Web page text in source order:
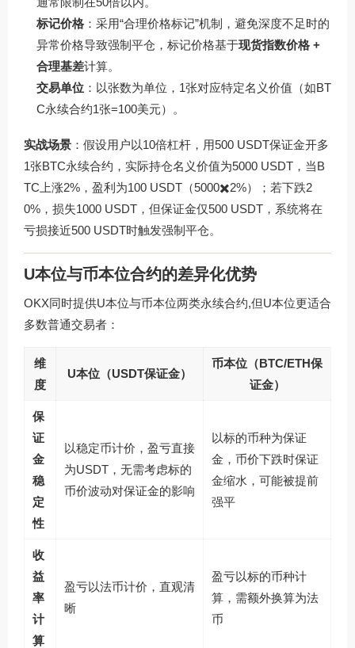
标记价格 ：采用“合理价格标记”机制，避免深度不足时的
异常价格导致强制平仓，标记价格基于现货指数价格 +
合理基差计算。
交易单位 ：以张数为单位，1张对应特定名义价值（如BT
C永续合约1张=100美元）。
实战场景 ：假设用户以10倍杠杆，用500 USDT保证金开多
1张BTC永续合约，实际持仓名义价值为5000 USDT，当B
TC上涨2%，盈利为100 USDT（5000✖️2%）；若下跌2
0%，损失1000 USDT，但保证金仅500 USDT，系统将在
亏损接近500 USDT时触发强制平仓。
U本位与币本位合约的差异化优势
OKX同时提供U本位与币本位两类永续合约,但U本位更适合
多数普通交易者：
维
度
U本位（USDT保证金）
币本位（BTC/ETH保
证金）
保
证
金
稳
定
性
以稳定币计价，盈亏直接
为USDT，无需考虑标的
币价波动对保证金的影响
以标的币种为保证
金，币价下跌时保证
金缩水，可能被提前
强平
收
益
率
计
算
盈亏以法币计价，直观清
晰
盈亏以标的币种计
算，需额外换算为法
币